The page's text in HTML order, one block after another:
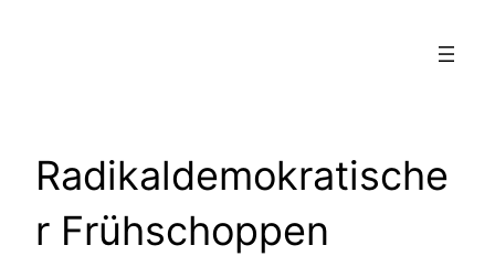
Radikaldemokratische
r Frühschoppen